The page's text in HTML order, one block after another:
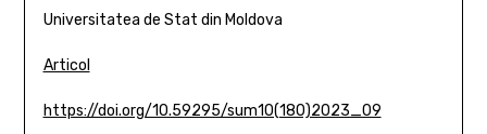
Universitatea de Stat din Moldova
Articol
https://doi.org/10.59295/sum10(180)2023_09